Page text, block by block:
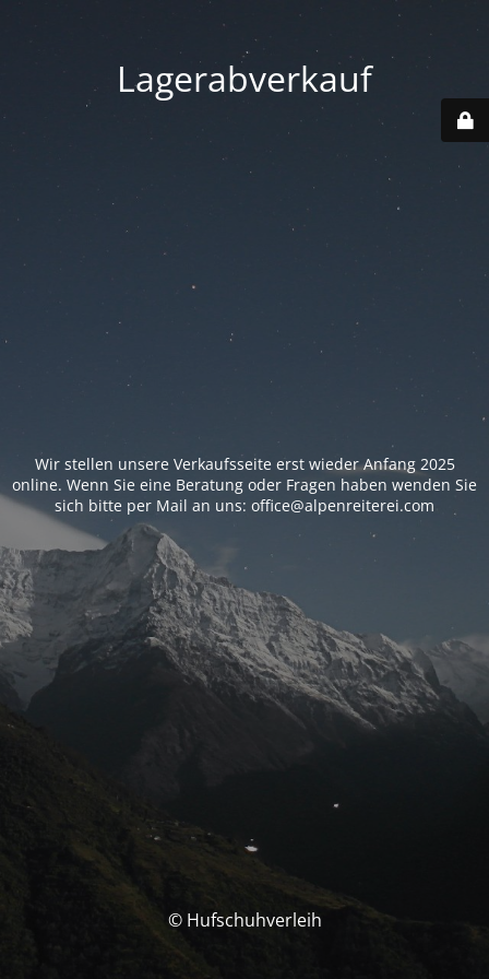
Lagerabverkauf
Wir stellen unsere Verkaufsseite erst wieder Anfang 2025
online. Wenn Sie eine Beratung oder Fragen haben wenden Sie
sich bitte per Mail an uns: office@alpenreiterei.com
© Hufschuhverleih